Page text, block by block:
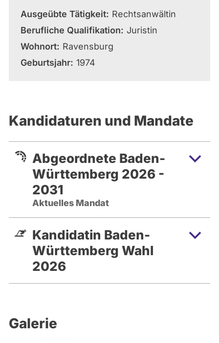
Ausgeübte Tätigkeit
Rechtsanwältin
Berufliche Qualifikation
Juristin
Wohnort
Ravensburg
Geburtsjahr 1974
Kandidaturen und Mandate
Abgeordnete Baden-
Württemberg 2026 -
2031
Aktuelles Mandat
Kandidatin Baden-
Württemberg Wahl
2026
Galerie